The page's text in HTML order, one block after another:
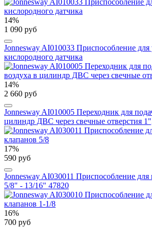
14%
1 090 руб
Jonnesway AI010033 Приспособление для
кислородного датчика
14%
2 660 руб
Jonnesway AI010005 Переходник для
цилиндр ДВС через свечные отверстия
17%
590 руб
Jonnesway AI030011 Приспособление
5/8" - 13/16" 47820
16%
700 руб